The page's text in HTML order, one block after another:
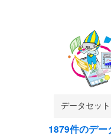
1879件のデ